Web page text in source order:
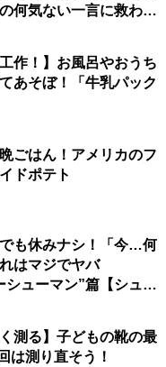
何気ない一言に救われ
作！】お風呂やおうち
あそぼ！「牛乳パック
ごはん！アメリカのフ
ドポテト
も休みナシ！「今…何
はマジでヤバ
ューマン”篇【シュー
測る】子どもの靴の最
は測り直そう！